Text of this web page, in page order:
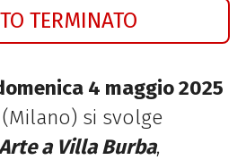
TERMINATO
4 maggio 2025
si svolge
a Villa Burba,